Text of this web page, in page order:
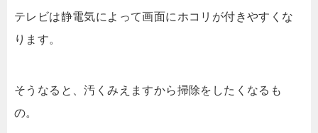
テレビは静電気によって画面にホコリが付きやすくな
ります。
そうなると、汚くみえますから掃除をしたくなるも
の。